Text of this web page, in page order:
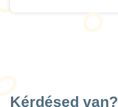
Kérdésed van?